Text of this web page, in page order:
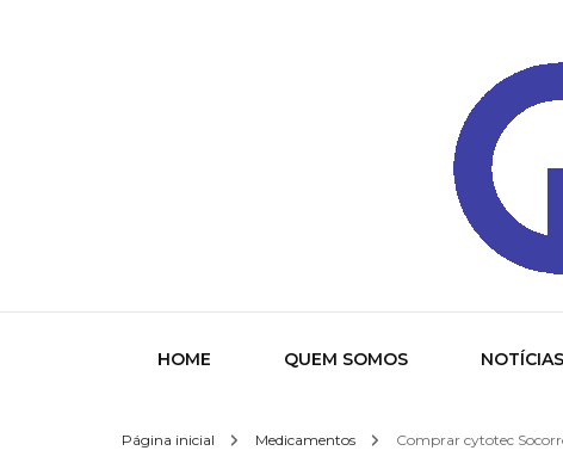
HOME QUEM SOMOS NOTÍCIAS
Página inicial Medicamentos Comprar cytotec